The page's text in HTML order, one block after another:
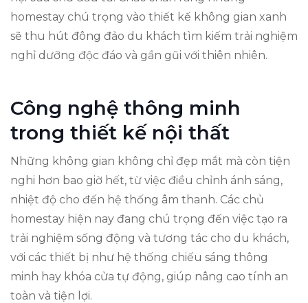
homestay chú trọng vào thiết kế không gian xanh
sẽ thu hút đông đảo du khách tìm kiếm trải nghiệm
nghỉ dưỡng độc đáo và gần gũi với thiên nhiên.
Công nghệ thông minh
trong thiết kế nội thất
Những không gian không chỉ đẹp mắt mà còn tiện
nghi hơn bao giờ hết, từ việc điều chỉnh ánh sáng,
nhiệt độ cho đến hệ thống âm thanh. Các chủ
homestay hiện nay đang chú trọng đến việc tạo ra
trải nghiệm sống động và tương tác cho du khách,
với các thiết bị như hệ thống chiếu sáng thông
minh hay khóa cửa tự động, giúp nâng cao tính an
toàn và tiện lợi.